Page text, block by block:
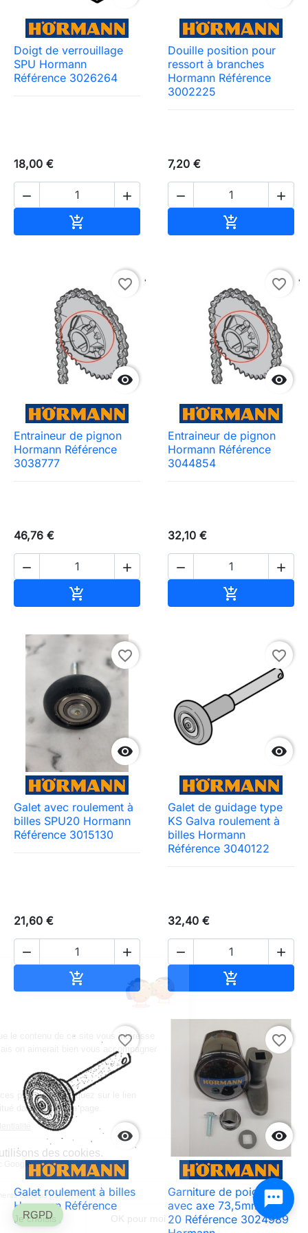
Doigt de verrouillage
SPU Hormann
Référence 3026264
18,00 €
 

Douille position pour
ressort à branches
Hormann Référence
3002225
7,20 €
 


favorite_border
Entraineur de pignon
Hormann Référence
3038777
46,76 €
 


favorite_border
Entraineur de pignon
Hormann Référence
3044854
32,10 €
 


favorite_border
Galet avec roulement à
billes SPU20 Hormann
Référence 3015130
21,60 €
 
 Ajouter au panier

favorite_border
Galet de guidage type
KS Galva roulement à
billes Hormann
Référence 3040122
32,40 €
 


favorite_border
Galet roulement à billes
Hormann Référence
3025560

favorite_border
Garniture de poignée
avec axe 73,5mm Série
20 Référence 3024989